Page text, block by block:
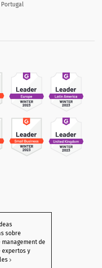
sobre
de
expertos y